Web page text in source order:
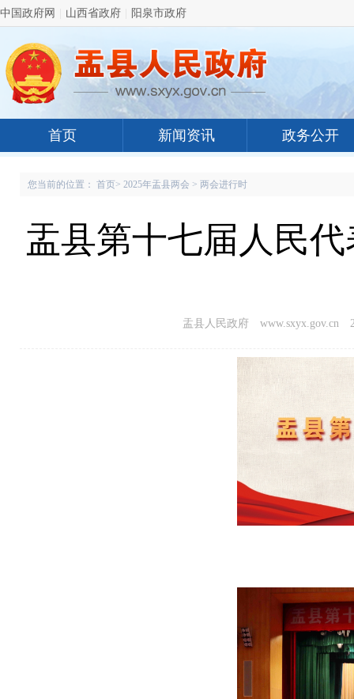
中国政府网 山西省政府 阳泉市政府
首页 新闻资讯 政务公开
您当前的位置： 首页> 2025年盂县两会 > 两会进行时
盂县第十七届人民
盂县人民政府 www.sxyx.gov.cn